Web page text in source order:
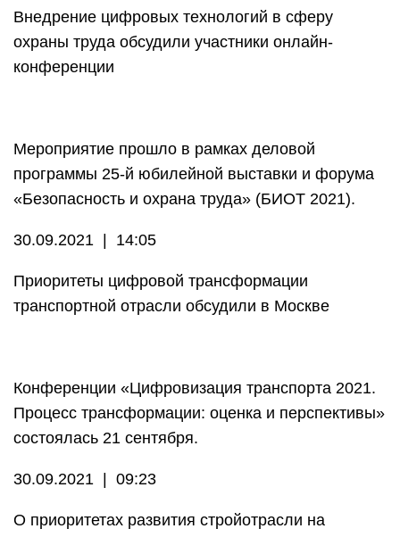
Внедрение цифровых технологий в сферу
охраны труда обсудили участники онлайн-
конференции
Мероприятие прошло в рамках деловой
программы 25-й юбилейной выставки и форума
«Безопасность и охрана труда» (БИОТ 2021).
30.09.2021 | 14:05
Приоритеты цифровой трансформации
транспортной отрасли обсудили в Москве
Конференции «Цифровизация транспорта 2021.
Процесс трансформации: оценка и перспективы»
состоялась 21 сентября.
30.09.2021 | 09:23
О приоритетах развития стройотрасли на